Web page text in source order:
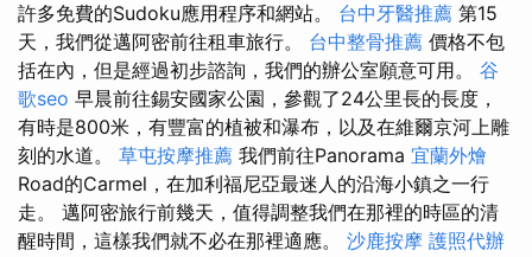
許多免費的Sudoku應用程序和網站。 台中牙醫推薦 第15
天，我們從邁阿密前往租車旅行。 台中整骨推薦 價格不包
括在內，但是經過初步諮詢，我們的辦公室願意可用。 谷
歌seo 早晨前往錫安國家公園，參觀了24公里長的長度，
有時是800米，有豐富的植被和瀑布，以及在維爾京河上雕
刻的水道。 草屯按摩推薦 我們前往Panorama 宜蘭外燴
Road的Carmel，在加利福尼亞最迷人的沿海小鎮之一行
走。 邁阿密旅行前幾天，值得調整我們在那裡的時區的清
醒時間，這樣我們就不必在那裡適應。 沙鹿按摩 護照代辦